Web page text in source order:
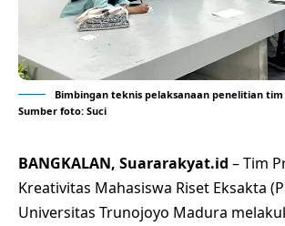
Bimbingan teknis pelaksanaan penelitian tim
Sumber foto: Suci
BANGKALAN, Suararakyat.id – Tim
Kreativitas Mahasiswa Riset Eksakta
Universitas Trunojoyo Madura